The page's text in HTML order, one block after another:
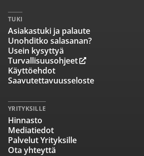
TUKI
Asiakastuki ja palaute
Unohditko salasanan?
Usein kysyttyä
Turvallisuusohjeet
Käyttöehdot
Saavutettavuusseloste
YRITYKSILLE
Hinnasto
Mediatiedot
Palvelut Yrityksille
Ota yhteyttä